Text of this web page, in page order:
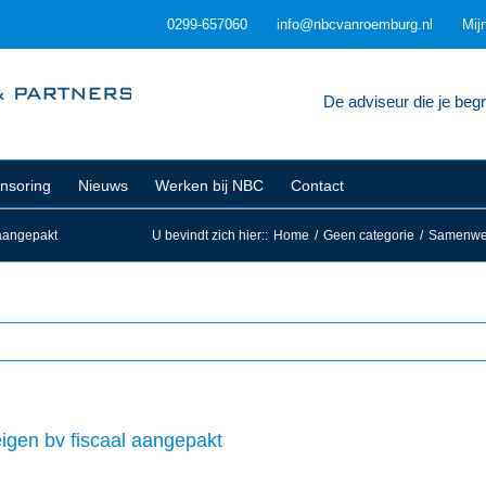
0299-657060 info@nbcvanroemburg.nl
De adviseur die je
Nieuws Werken bij NBC Contact
U bevindt zich hier:: Home / Geen categorie /
bv fiscaal aangepakt